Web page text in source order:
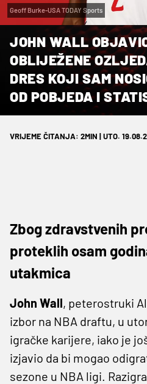
Geoff Burke-USA TODAY Sports
JOHN WALL
OBLIJEŽENE
DRES KOJI SAM
OD POBJEDA I
VRIJEME ČITANJA: 2MIN | UTO.
Zbog zdravstvenih
proteklih osam
utakmica
John Wall, peterostruki
izbor na NBA draftu, u
igračke karijere, iako je
izjavio da bi mogao
sezone u NBA ligi.